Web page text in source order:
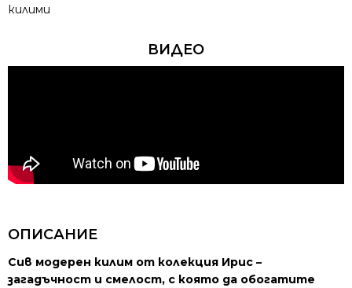
килими
ВИДЕО
ОПИСАНИЕ
Сив модерен килим от колекция Ирис –
загадъчност и смелост, с която да обогатите